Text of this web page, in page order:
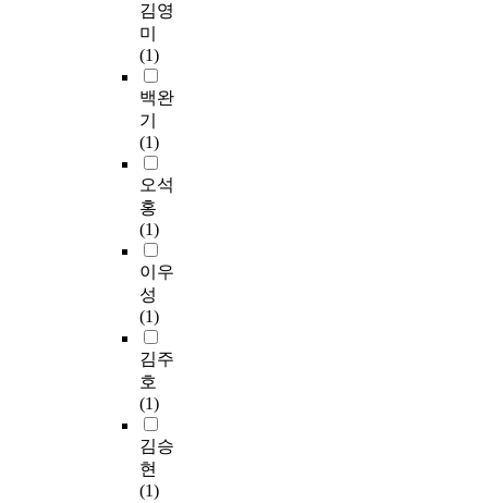
김영
미
(1)
백완
기
(1)
오석
홍
(1)
이우
성
(1)
김주
호
(1)
김승
현
(1)